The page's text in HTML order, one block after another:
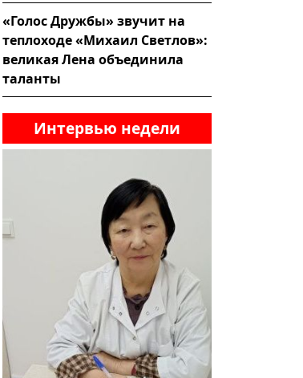
«Голос Дружбы» звучит на
теплоходе «Михаил Светлов»:
великая Лена объединила
таланты
Интервью недели